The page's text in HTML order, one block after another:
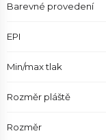
Barevné provedení
EPI
Min/max tlak
Rozměr pláště
Rozměr